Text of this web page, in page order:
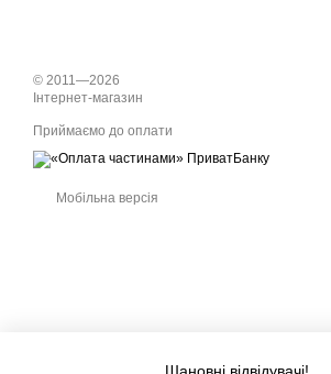
© 2011—2026
Інтернет-магазин
Приймаємо до оплати
Мобільна версія
Шановні відвідувачі!